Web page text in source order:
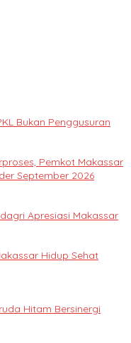
Bukan Penggusuran
Pemkot Makassar
September 2026
Apresiasi Makassar
Hidup Sehat
Hitam Bersinergi